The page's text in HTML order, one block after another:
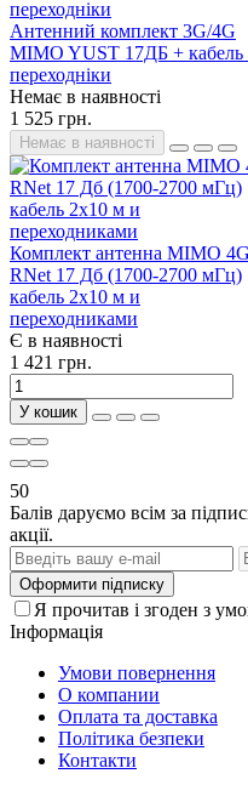
Антенний комплект 3G/4G
MIMO YUST 17ДБ + кабель
переходніки
Немає в наявності
1 525 грн.
Немає в наявності
Комплект антенна MIMO 4G
RNet 17 Дб (1700-2700 мГц)
кабель 2х10 м и
переходниками
Є в наявності
1 421 грн.
У кошик
50
Балів даруємо всім за
акції.
Оформити підписку
Я прочитав і згоден з
Інформація
Умови повернення
О компании
Оплата та доставка
Політика безпеки
Контакти